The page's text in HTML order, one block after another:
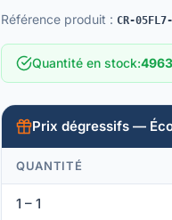
Référence produit : CR-
Quantité en stock:
Prix dégressifs —
QUANTITÉ
1 – 1